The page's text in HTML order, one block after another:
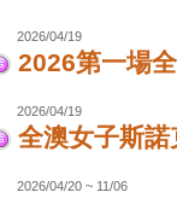
2026/04/19
2026第一場
2026/04/19
全澳女子斯諾
2026/04/20 ~ 11/06